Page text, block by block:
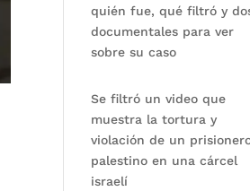
quién fue, qué filtró y
documentales para ver
sobre su caso
Se filtró un video que
muestra la tortura y
violación de un
palestino en una cárcel
israelí